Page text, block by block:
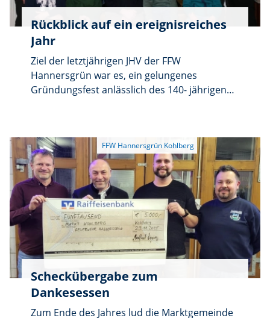
Rückblick auf ein ereignisreiches
Jahr
Ziel der letztjährigen JHV der FFW
Hannersgrün war es, ein gelungenes
Gründungsfest anlässlich des 140- jährigen
Besucherinnen und Besucher begrüßen zu
dürfen. Vorstand Manfred Häring machte bei
der diesjährigen JHV deutlich, dass all diese
Ziele voll und ganz erreicht wurden. Er hob
hervor, dass sich die Mühen und auch die
Risikobereitschaft welche bei den vier
Festtagen Ende Mai an den Tag gelegt wurden
mehr als ausbezahlt hätten.
Scheckübergabe zum
Dankesessen
Zum Ende des Jahres lud die Marktgemeinde